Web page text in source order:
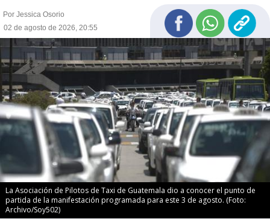
Por Jessica Osorio
02 de agosto de 2026, 20:55
La Asociación de Pilotos de Taxi de Guatemala dio a conocer el punto de
partida de la manifestación programada para este 3 de agosto. (Foto:
Archivo/Soy502)